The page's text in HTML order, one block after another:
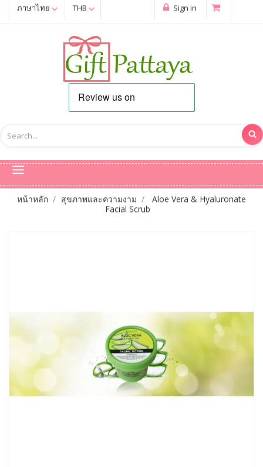
ภาษาไทย THB Sign in
หน้าหลัก สุขภาพและความงาม
Aloe Vera & Hyaluronate
Facial Scrub